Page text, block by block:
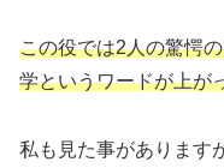
この役では2人の驚愕
学というワードが上が
私も見た事があります